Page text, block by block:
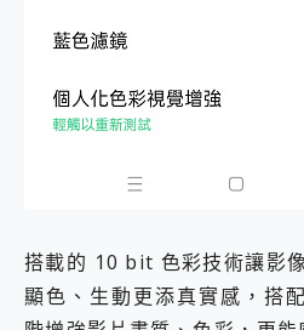
搭載的 10 bit 色彩技術讓影
顯色、生動更添真實感，搭